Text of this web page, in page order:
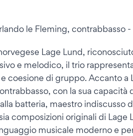
le Fleming, contrabbasso
Lage Lund,
e melodico, il trio
coesione di gruppo. Accanto a
con la sua
batteria, maestro indiscusso
composizioni originali di Lage
musicale moderno e